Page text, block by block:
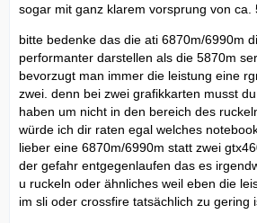
sogar mit ganz klarem vorsprung von ca.
bitte bedenke das die ati 6870m/6990m
performanter darstellen als die 5870m
bevorzugt man immer die leistung eine
zwei. denn bei zwei grafikkarten musst
haben um nicht in den bereich des
würde ich dir raten egal welches
lieber eine 6870m/6990m statt zwei
der gefahr entgegenlaufen das es
u ruckeln oder ähnliches weil eben die
im sli oder crossfire tatsächlich zu gering